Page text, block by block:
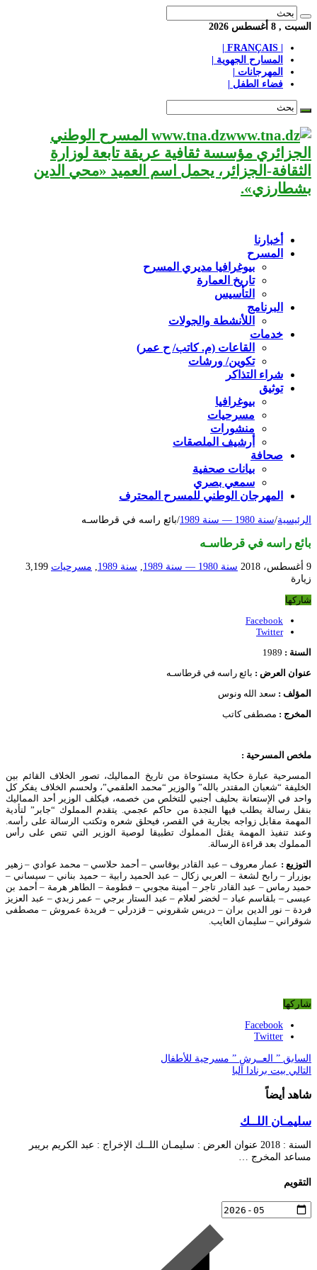
السبت , 8 أغسطس 2026
المسارح الجهوية |
المهرجانات |
فضاء الطفل |
www.tna.dz المسرح الوطني
الجزائري مؤسسة ثقافية عريقة تابعة لوزارة
الثقافة-الجزائر، يحمل اسم العميد «محي الدين
بشطارزي».
أخبارنا
المسرح
بيوغرافيا مديري المسرح
تاريخ العمارة
التأسيس
البرنامج
اللأنشطة والجولات
خدمات
القاعات (م. كاتب/ ح عمر)
تكوين/ ورشات
شراء التذاكر
توثيق
بيوغرافيا
مسرحيات
منشورات
أرشيف الملصقات
صحافة
بيانات صحفية
سمعي بصري
المهرجان الوطني للمسرح المحترف
الرئيسية/سنة 1980 — سنة 1989 /بائع راسه في قرطاسـه
بائع راسه في قرطاسـه
9 أغسطس، 2018 سنة 1980 — سنة 1989 , سنة 1989 , مسرحيات 3,199
زيارة
شاركها
Facebook
Twitter
السنة :
عنوان العرض : بائع راسه في قرطاسـه
المؤلف : سعد الله ونوس
المخرج : مصطفى كاتب
ملخص المسرحية :
المسرحية عبارة حكاية مستوحاة من تاريخ المماليك، تصور الخلاف القائم بين
الخليفة “شعبان المقتدر بالله” والوزير “محمد العلقمي”، ولحسم الخلاف يفكر كل
واحد في الإستعانة بحليف أجنبي للتخلص من خصمه، فيكلف الوزير أحد المماليك
بنقل رسالة يطلب فيها النجدة من حاكم عجمي. يتقدم المملوك “جابر” لتأدية
المهمة مقابل زواجه بجارية في القصر، فيحلق شعره وتكتب الرسالة على رأسه.
وعند تنفيذ المهمة يقتل المملوك تطبيقا لوصية الوزير التي تنص على رأس
المملوك بعد قراءة الرسالة.
التوزيع : عمار معروف – عبد القادر بوقاسي – أحمد حلاسي – محمد عوادي – زهير
بوزرار – رابح لشعة – العربي زكال – عبد الحميد رابية – حميد بناني – سيساني –
حميد رماس – عبد القادر تاجر – أمينة مجوبي – فطومة – الطاهر هرمة – أحمد بن
عيسى – بلقاسم عباد – لخضر لعلام – عبد الستار برجي – عمر زبدي – عبد العزيز
فردة – نور الدين بران – دريس شقروني – قزدرلي – فريدة عمروش – مصطفى
شوقراني – سليمان العايب.
شاركها
Facebook
Twitter
السابق ” العــرش ” مسرحية للأطفال
التالي بيت برنادا آلبا
شاهد أيضاً
سليمـان اللــك
السنة : 2018 عنوان العرض : سليمـان اللــك الإخراج : عبد الكريم بريبر
مساعد المخرج …
التقويم